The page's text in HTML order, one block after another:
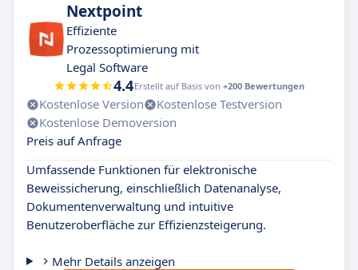
Nextpoint
Effiziente
Prozessoptimierung mit
Legal Software
4.4Erstellt auf Basis von +200 Bewertungen
Kostenlose Version
Kostenlose Testversion
Kostenlose Demoversion
Preis auf Anfrage
Umfassende Funktionen für elektronische
Beweissicherung, einschließlich Datenanalyse,
Dokumentenverwaltung und intuitive
Benutzeroberfläche zur Effizienzsteigerung.
Mehr Details anzeigen